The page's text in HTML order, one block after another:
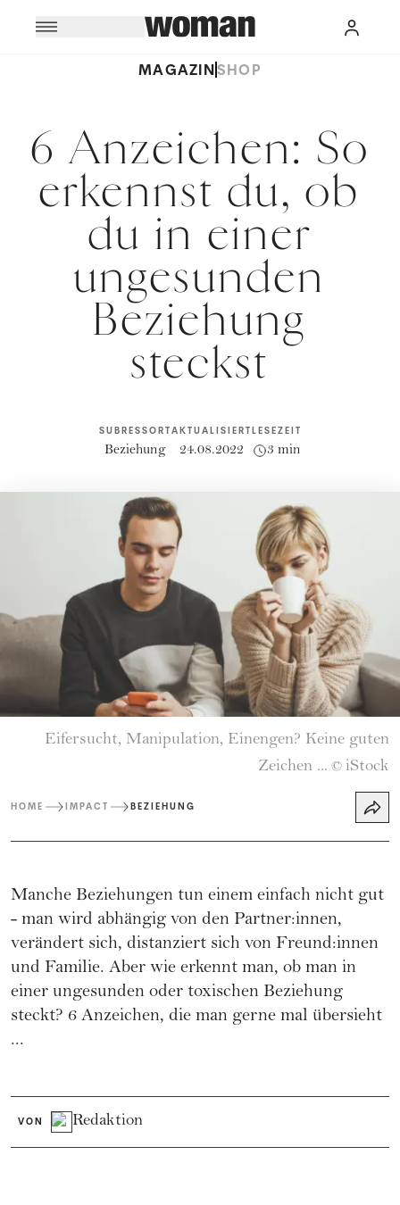
MAGAZINSHOP
6 Anzeichen: So
erkennst du, ob
du in einer
ungesunden
Beziehung
steckst
SUBRESSORT
Beziehung
AKTUALISIERT
24.08.2022
LESEZEIT
3 min
Eifersucht, Manipulation, Einengen? Keine guten
Zeichen ... © iStock
HOME IMPACT BEZIEHUNG
Manche Beziehungen tun einem einfach nicht gut
- man wird abhängig von den Partner:innen,
verändert sich, distanziert sich von Freund:innen
und Familie. Aber wie erkennt man, ob man in
einer ungesunden oder toxischen Beziehung
steckt? 6 Anzeichen, die man gerne mal übersieht
...
VON Redaktion